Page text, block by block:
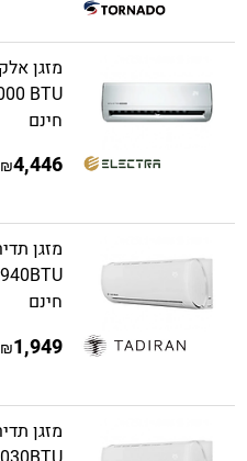
חינם
4,446
₪
חינם
1,949
₪